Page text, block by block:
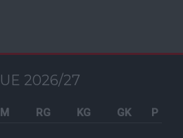
2026/27
M RG KG GK P